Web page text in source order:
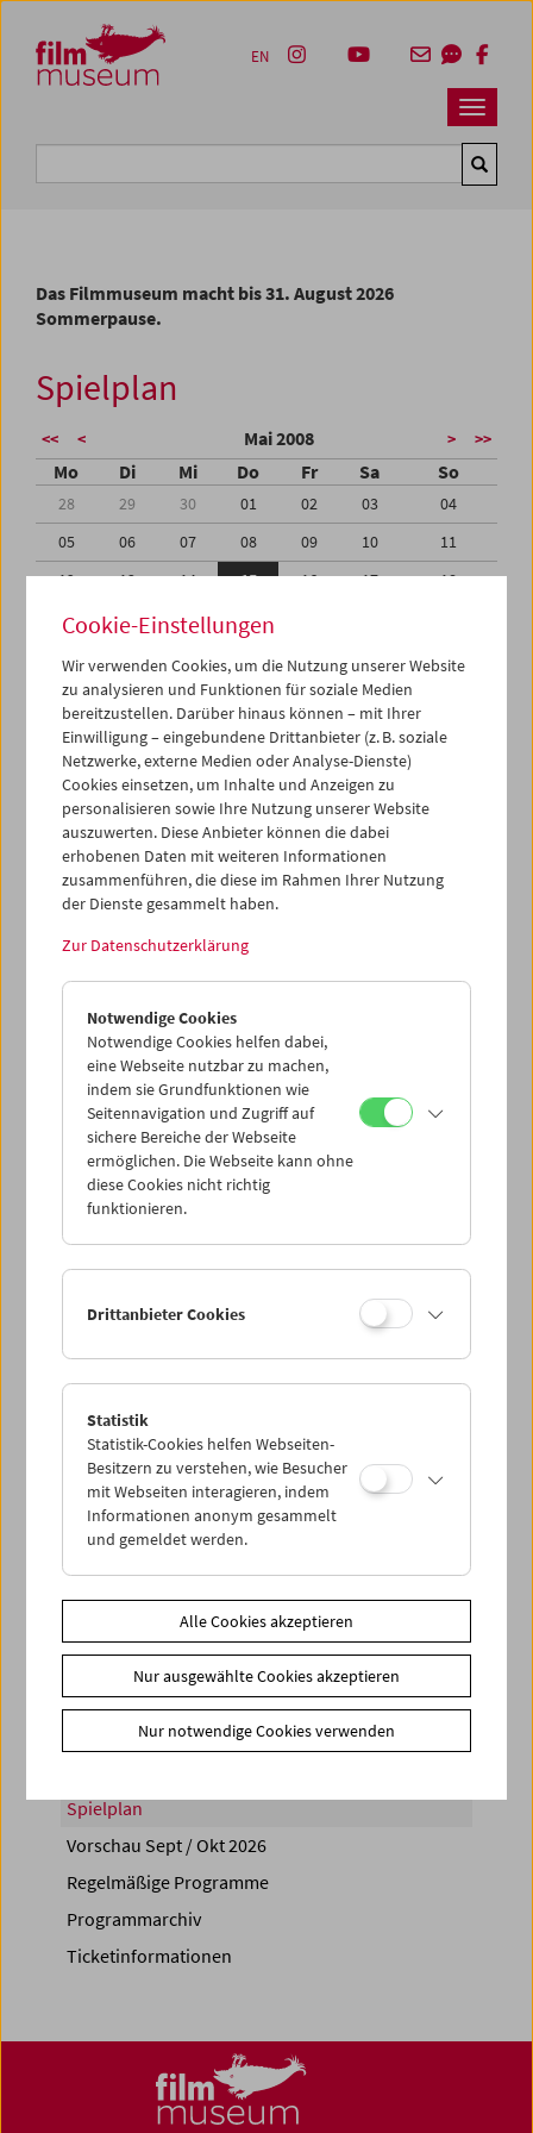
Zum Inhalt
Zum Hauptmenü
Zur Servicenavigation
Zum Suche
Navbar
EN
Das Filmmuseum macht bis 31. August 2026
Sommerpause.
Spielplan
<< < Mai 2008 > >>
Mo Di Mi Do Fr Sa So
28 29 30 01 02 03
04
05
06 07 08 09 10
11
12
13 14 15 16 17
18
19
20 21 22
26
28 30
01
02
03 04 05 06 07
iCalender
Programmheft-PDF
English language or subtitles
< Vorherige Woche
Mo 12.5.
Di 13.5.
Mi 14.5.
Do 15.5.
Sa 17.5.
PROGRAMM ÜBERBLICK
Share on
Spielplan
Vorschau Sept / Okt 2026
Regelmäßige Programme
Programmarchiv
Ticketinformationen
Cookie-Einstellungen
Wir verwenden Cookies, um die Nutzung unserer Website
zu analysieren und Funktionen für soziale Medien
bereitzustellen. Darüber hinaus können – mit Ihrer
Einwilligung – eingebundene Drittanbieter (z. B. soziale
Netzwerke, externe Medien oder Analyse-Dienste)
Cookies einsetzen, um Inhalte und Anzeigen zu
personalisieren sowie Ihre Nutzung unserer Website
auszuwerten. Diese Anbieter können die dabei
erhobenen Daten mit weiteren Informationen
zusammenführen, die diese im Rahmen Ihrer Nutzung
der Dienste gesammelt haben.
Zur Datenschutzerklärung
Notwendige Cookies
Notwendige Cookies helfen dabei,
eine Webseite nutzbar zu machen,
indem sie Grundfunktionen wie
Seitennavigation und Zugriff auf
sichere Bereiche der Webseite
ermöglichen. Die Webseite kann ohne
diese Cookies nicht richtig
funktionieren.
Drittanbieter Cookies
Statistik
Statistik-Cookies helfen Webseiten-
Besitzern zu verstehen, wie Besucher
mit Webseiten interagieren, indem
Informationen anonym gesammelt
und gemeldet werden.
Alle Cookies akzeptieren
Nur ausgewählte Cookies akzeptieren
Nur notwendige Cookies verwenden